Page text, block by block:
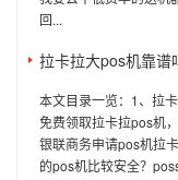
回...
拉卡拉大pos机靠谱
本文目录一览：1、拉
免费领取拉卡拉pos机
银联商务申请pos机拉
的pos机比较安全？